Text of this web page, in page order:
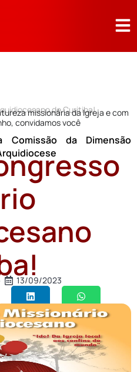
de Curitiba!
missionária da Igreja e com
convidamos você
Comissão da Dimensão
13/09/2023